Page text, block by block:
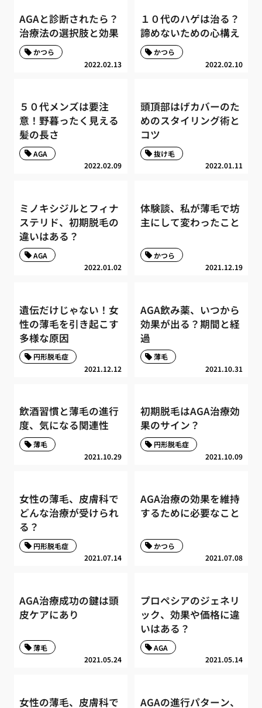
AGAと診断されたら？
治療法の選択肢と効果
2022.02.13
かつら
１０代のハゲは治る？
諦めないための心構え
2022.02.10
かつら
５０代メンズは要注
意！野暮ったく見える
髪の長さ
2022.02.09
AGA
頭頂部はげカバーのた
めのスタイリング術と
コツ
2022.01.11
抜け毛
ミノキシジルとフィナ
ステリド、初期脱毛の
違いはある？
2022.01.02
AGA
体験談、私が薄毛で坊
主にして変わったこと
2021.12.19
かつら
遺伝だけじゃない！女
性の薄毛を引き起こす
多様な原因
2021.12.12
円形脱毛症
AGA飲み薬、いつから
効果が出る？期間と経
過
2021.10.31
薄毛
飲酒習慣と薄毛の進行
度、気になる関連性
2021.10.29
薄毛
初期脱毛はAGA治療効
果のサイン？
2021.10.09
円形脱毛症
女性の薄毛、皮膚科で
どんな治療が受けられ
る？
2021.07.14
円形脱毛症
AGA治療の効果を維持
するために必要なこと
2021.07.08
かつら
AGA治療成功の鍵は頭
皮ケアにあり
2021.05.24
薄毛
プロペシアのジェネリ
ック、効果や価格に違
いはある？
2021.05.14
AGA
女性の薄毛、皮膚科で AGAの進行パターン、